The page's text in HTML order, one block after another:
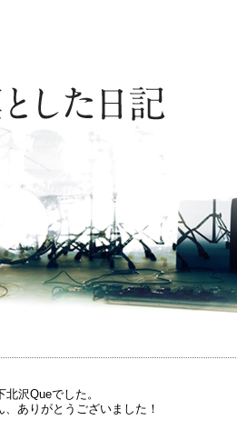
沢Queでした。
ありがとうございました！